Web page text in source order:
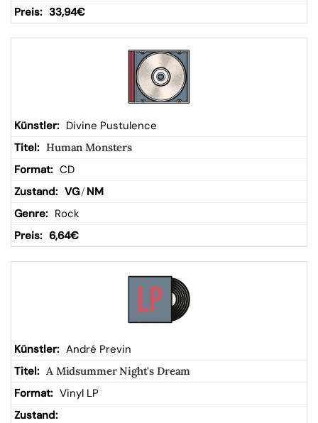
33,94€
Divine Pustulence
Human Monsters
CD
VG/ NM
Rock
6,64€
André Previn
A Midsummer Night's Dream
Vinyl LP